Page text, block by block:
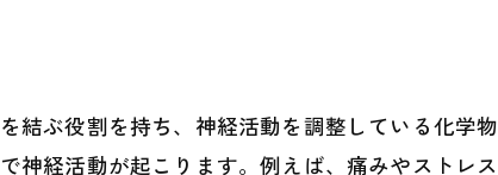
結ぶ役割を持ち、神経活動を調整している化学
神経活動が起こります。例えば、痛みやストレ